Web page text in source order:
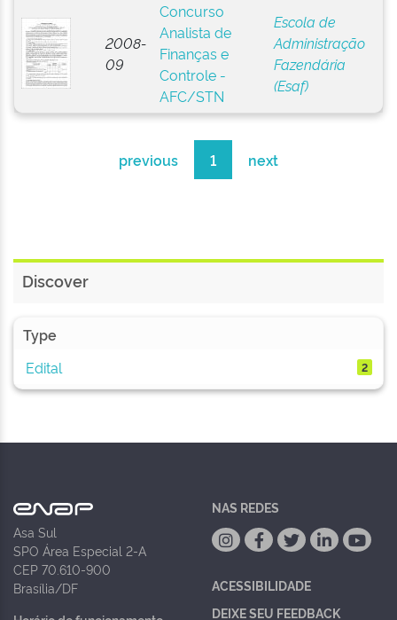
2008-
09
Concurso
Analista de
Finanças e
Controle -
AFC/STN
Escola de
Administração
Fazendária
(Esaf)
previous 1 next
Discover
Type
Edital
2
Asa Sul
SPO Área Especial 2-A
CEP 70.610-900
Brasília/DF
NAS REDES
ACESSIBILIDADE
DEIXE SEU FEEDBACK